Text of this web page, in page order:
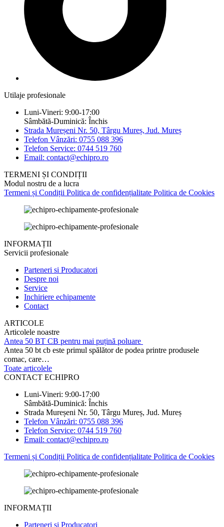
Utilaje profesionale
Luni-Vineri: 9:00-17:00
Sâmbătă-Duminică: Închis
Strada Mureșeni Nr. 50, Târgu Mureș, Jud. Mureș
Telefon Vânzări: 0755 088 396
Telefon Service: 0744 519 760
Email: contact@echipro.ro
TERMENI ȘI CONDIȚII
Modul nostru de a lucra
Termeni și Condiții Politica de confidențialitate Politica de Cookies
INFORMAȚII
Servicii profesionale
Parteneri si Producatori
Despre noi
Service
Inchiriere echipamente
Contact
ARTICOLE
Articolele noastre
Antea 50 BT CB pentru mai puțină poluare
Antea 50 bt cb este primul spălător de podea printre produsele
comac, care…
Toate articolele
CONTACT ECHIPRO
Luni-Vineri: 9:00-17:00
Sâmbătă-Duminică: Închis
Strada Mureșeni Nr. 50, Târgu Mureș, Jud. Mureș
Telefon Vânzări: 0755 088 396
Telefon Service: 0744 519 760
Email: contact@echipro.ro
Termeni și Condiții Politica de confidențialitate Politica de Cookies
INFORMAȚII
Parteneri si Producatori